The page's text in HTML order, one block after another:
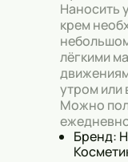
Наносить
крем
лёгкими
утром или
Можно
Бренд: